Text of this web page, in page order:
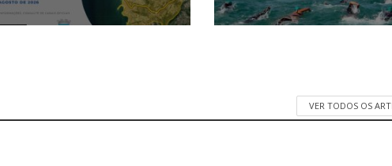
VER TODOS OS